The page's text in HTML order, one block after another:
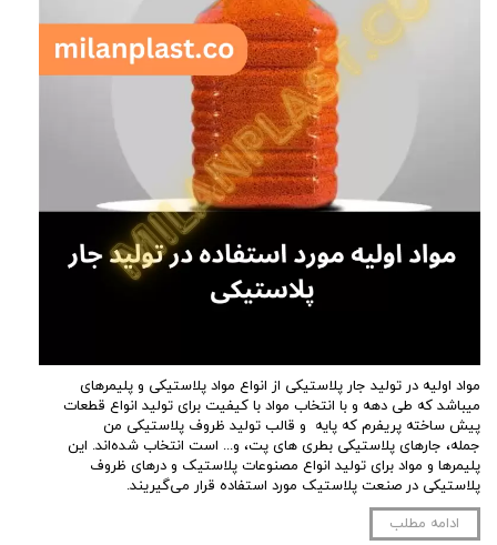
مواد اولیه در تولید جار پلاستیکی از انواع مواد پلاستیکی و پلیمرهای
میباشد که طی دهه و با انتخاب مواد با کیفیت برای تولید انواع قطعات
پیش ساخته پریفرم که پایه و قالب تولید ظروف پلاستیکی من
جمله، جارهای پلاستیکی بطری های پت، و... است انتخاب شده‌اند. این
پلیمرها و مواد برای تولید انواع مصنوعات پلاستیک و درهای ظروف
پلاستیکی در صنعت پلاستیک مورد استفاده قرار می‌گیریند.
ادامه مطلب